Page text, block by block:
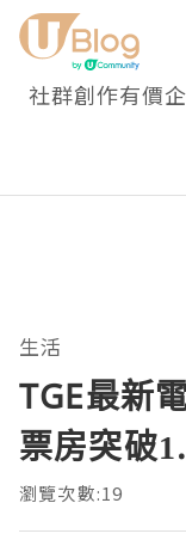
社群創作有價
生活
TGE最新
票房突破
瀏覽次數:19